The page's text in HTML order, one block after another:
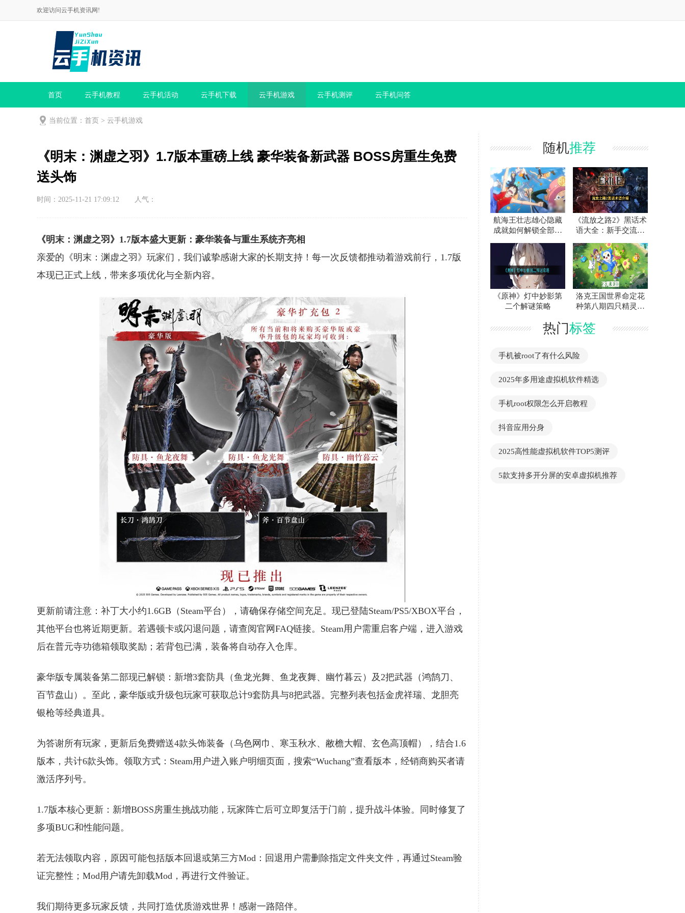
欢迎访问云手机资讯网!
首页 云手机教程 云手机活动 云手机下载 云手机游戏 云手机测评 云手机问答
当前位置： 首页 > 云手机游戏
《明末：渊虚之羽》1.7版本重磅上线 豪华装备新武器 BOSS房重生免费
送头饰
时间：2025-11-21 17:09:12 人气：
《明末：渊虚之羽》1.7版本盛大更新：豪华装备与重生系统齐亮相
亲爱的《明末：渊虚之羽》玩家们，我们诚挚感谢大家的长期支持！每一次反馈都推动着游戏前行，1.7版
本现已正式上线，带来多项优化与全新内容。
更新前请注意：补丁大小约1.6GB（Steam平台），请确保存储空间充足。现已登陆Steam/PS5/XBOX平台，
其他平台也将近期更新。若遇顿卡或闪退问题，请查阅官网FAQ链接。Steam用户需重启客户端，进入游戏
后在普元寺功德箱领取奖励；若背包已满，装备将自动存入仓库。
豪华版专属装备第二部现已解锁：新增3套防具（鱼龙光舞、鱼龙夜舞、幽竹暮云）及2把武器（鸿鹄刀、
百节盘山）。至此，豪华版或升级包玩家可获取总计9套防具与8把武器。完整列表包括金虎祥瑞、龙胆亮
银枪等经典道具。
为答谢所有玩家，更新后免费赠送4款头饰装备（乌色网巾、寒玉秋水、敝檐大帽、玄色高顶帽），结合1.6
版本，共计6款头饰。领取方式：Steam用户进入账户明细页面，搜索“Wuchang”查看版本，经销商购买者请
激活序列号。
1.7版本核心更新：新增BOSS房重生挑战功能，玩家阵亡后可立即复活于门前，提升战斗体验。同时修复了
多项BUG和性能问题。
若无法领取内容，原因可能包括版本回退或第三方Mod：回退用户需删除指定文件夹文件，再通过Steam验
证完整性；Mod用户请先卸载Mod，再进行文件验证。
我们期待更多玩家反馈，共同打造优质游戏世界！感谢一路陪伴。
随机推荐
航海王壮志雄心隐藏
成就如何解锁全部获
《流放之路2》黑话术
语大全：新手交流必
《原神》灯中妙影第
二个解谜策略
洛克王国世界命定花
种第八期四只精灵低
热门标签
手机被root了有什么风险
2025年多用途虚拟机软件精选
手机root权限怎么开启教程
抖音应用分身
2025高性能虚拟机软件TOP5测评
5款支持多开分屏的安卓虚拟机推荐